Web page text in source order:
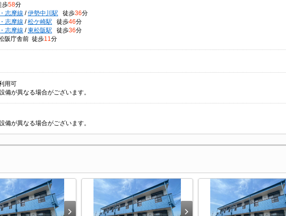
歩58分
志摩線 / 伊勢中川駅 徒歩36分
志摩線 / 松ケ崎駅 徒歩46分
志摩線 / 東松阪駅 徒歩36分
阪庁舎前 徒歩11 分
用可
備が異なる場合がございます。
備が異なる場合がございます。